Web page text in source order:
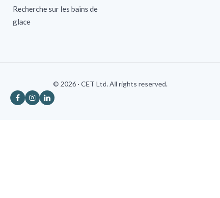
Recherche sur les bains de
glace
© 2026 · CET Ltd. All rights reserved.